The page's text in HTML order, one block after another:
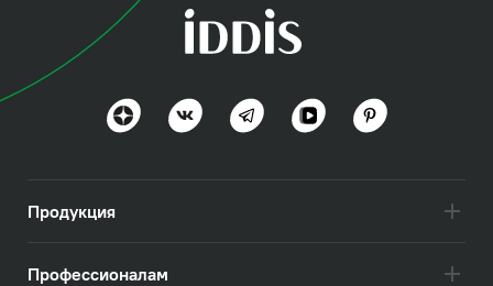
Продукция
Профессионалам